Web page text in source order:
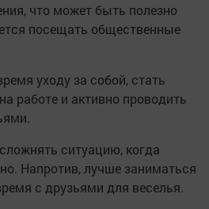
что может быть полезно
посещать общественные
уходу за собой, стать
работе и активно проводить
ситуацию, когда
Напротив, лучше заниматься
с друзьями для веселья.